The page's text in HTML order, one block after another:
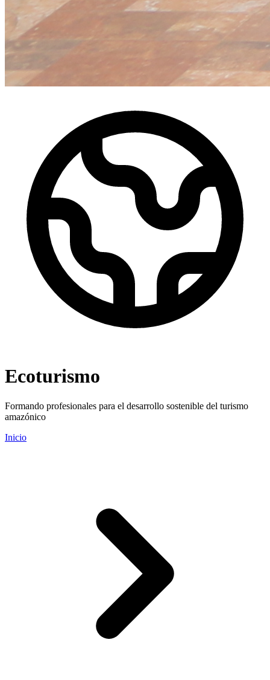
Ecoturismo
Formando profesionales para el desarrollo sostenible del turismo
amazónico
Inicio